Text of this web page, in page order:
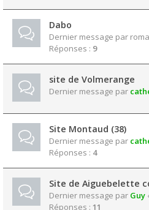
Dabo
Dernier message par
Réponses : 9
site de Volmerange
Dernier message par
Site Montaud (38)
Dernier message par
Réponses : 4
Site de Aiguebelette
Dernier message par Guy
Réponses : 11